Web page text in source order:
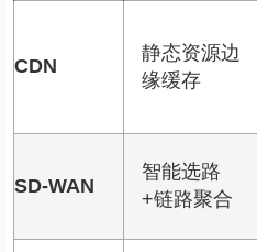
CDN
静态资源边
缘缓存
SD-WAN
智能选路
+链路聚合